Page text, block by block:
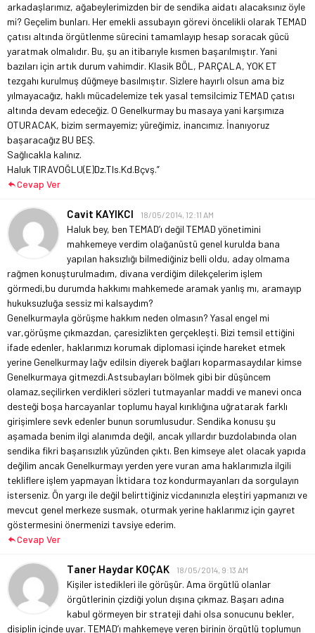
arkadaşlarımız, ağabeylerimizden bir de sendika aidatı alacaksınız öyle
mi? Geçelim bunları. Her emekli assubayın görevi öncelikli olarak TEMAD
çatısı altında örgütlenme sürecini tamamlayıp hesap soracak gücü
yaratmak olmalıdır. Bu, şu an itibarıyle kısmen başarılmıştır. Yani
bazıları için artık durum vahimdir. Klasik BÖL, PARÇALA, YOK ET
tezgahı kurulmuş düğmeye basılmıştır. Sizlere hayırlı olsun ama biz
yılmayacağız, haklı mücadelemize tek yasal temsilcimiz TEMAD çatısı
altında devam edeceğiz. O Genelkurmay bu masaya yani karşımıza
OTURACAK, bizim sermayemiz; yüreğimiz, inancımız. İnanıyoruz
başaracağız BU BEŞ.
Sağlıcakla kalınız.
Haluk TIRAVOĞLU(E)Dz.Tls.Kd.Bçvş.”
Cevap Ver
Cavit KAYIKCI 18/05/2014, 12:11 AM
Haluk bey, ben TEMAD’ı değil TEMAD yönetimini
mahkemeye verdim olağanüstü genel kurulda bana
yapılan haksızlığı bilmediğiniz belli oldu, aday olmama
rağmen konuşturulmadım, divana verdiğim dilekçelerim işlem
görmedi,bu durumda hakkımı mahkemede aramak yanlış mı, aramayıp
hukuksuzluğa sessiz mi kalsaydım?
Genelkurmayla görüşme hakkım neden olmasın? Yasal engel mi
var,görüşme çıkmazdan, çaresizlikten gerçekleşti. Bizi temsil ettiğini
ifade edenler, haklarımızı korumak diplomasi içinde hareket etmek
yerine Genelkurmay lağv edilsin diyerek bağları koparmasaydılar kimse
Genelkurmaya gitmezdi.Astsubayları bölmek gibi bir düşüncem
olamaz,seçilirken verdikleri sözleri tutmayanlar maddi ve manevi onca
desteği boşa harcayanlar toplumu hayal kırıklığına uğratarak farklı
girişimlere sevk edenler bunun sorumlusudur. Sendika konusu şu
aşamada benim ilgi alanımda değil, ancak yıllardır buzdolabında olan
sendika fikri başarısızlık yüzünden çıktı. Ben kimseye alet olacak yapıda
değilim ancak Genelkurmayı yerden yere vuran ama haklarımızla ilgili
tekliflere işlem yapmayan İktidara toz kondurmayanları da sorgulayın
isterseniz. Ön yargı ile değil belirttiğiniz vicdanınızla eleştiri yapmanızı ve
mevcut genel merkeze susmak, oturmak yerine haklarımız için gayret
göstermesini önermenizi tavsiye ederim.
Cevap Ver
Taner Haydar KOÇAK 18/05/2014, 9:13 AM
Kişiler istedikleri ile görüşür. Ama örgütlü olanlar
örgütlerinin çizdiği yolun dışına çıkmaz. Başarı adına
kabul görmeyen bir strateji dahi olsa sonucunu bekler,
disiplin içinde uyar. TEMAD’ı mahkemeye veren birinin örgütlü toplumun